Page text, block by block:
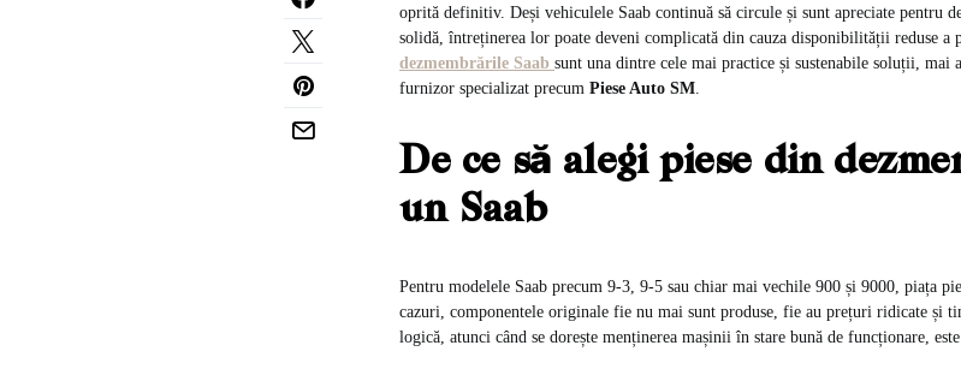
oprită definitiv. Deși vehiculele Saab continuă să circule și sunt apreciate pentru
solidă, întreținerea lor poate deveni complicată din cauza disponibilității reduse a
dezmembrările Saab sunt una dintre cele mai practice și sustenabile soluții, mai
furnizor specializat precum Piese Auto SM.
De ce să alegi piese din
un Saab
Pentru modelele Saab precum 9-3, 9-5 sau chiar mai vechile 900 și 9000, piața
cazuri, componentele originale fie nu mai sunt produse, fie au prețuri ridicate și
logică, atunci când se dorește menținerea mașinii în stare bună de funcționare,